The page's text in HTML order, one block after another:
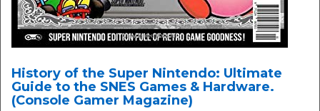
History of the Super Nintendo: Ultimate
Guide to the SNES Games & Hardware.
(Console Gamer Magazine)